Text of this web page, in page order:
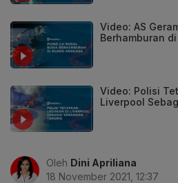
Video: AS
Berhamburan
Video: Polisi
Liverpool
Oleh Dini Apriliana
18 November 2021, 12:37